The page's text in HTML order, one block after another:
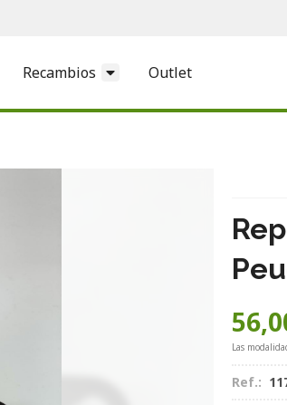
Recambios Outlet
Las
Ref.: